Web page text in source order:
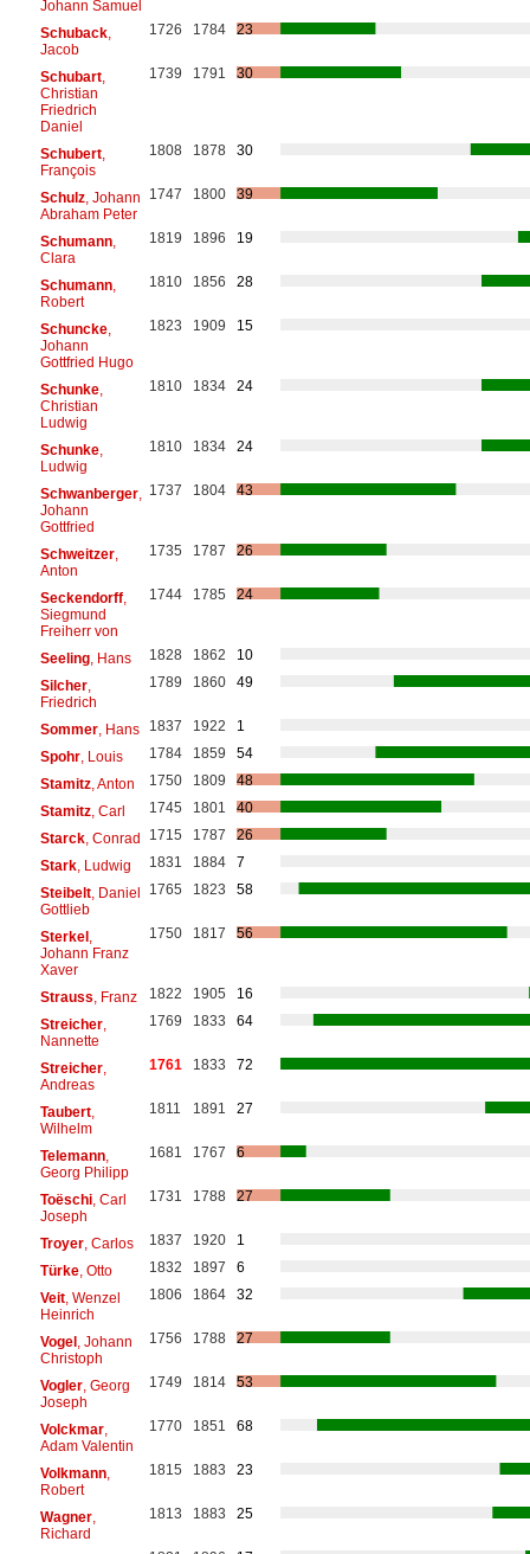
Johann Samuel
Schuback,
Jacob
1726 1784 23
Schubart,
Christian
Friedrich
Daniel
1739 1791 30
Schubert,
François
1808 1878 30
Schulz, Johann
Abraham Peter
1747 1800 39
Schumann,
Clara
1819 1896 19
Schumann,
Robert
1810 1856 28
Schuncke,
Johann
Gottfried Hugo
1823 1909 15
Schunke,
Christian
Ludwig
1810 1834 24
Schunke,
Ludwig
1810 1834 24
Schwanberger,
Johann
Gottfried
1737 1804 43
Schweitzer,
Anton
1735 1787 26
Seckendorff,
Siegmund
Freiherr von
1744 1785 24
Seeling, Hans 1828 1862
10
Silcher,
Friedrich
1789 1860 49
Sommer, Hans 1837 1922
1
Spohr, Louis 1784 1859
54
Stamitz, Anton 1750 1809
48
Stamitz, Carl 1745 1801
40
Starck, Conrad 1715 1787
26
Stark, Ludwig 1831 1884
7
Steibelt, Daniel
Gottlieb
1765 1823 58
Sterkel,
Johann Franz
Xaver
1750 1817 56
Strauss , Franz 1822 1905
16
Streicher,
Nannette
1769 1833 64
Streicher,
Andreas
1761 1833 72
Taubert,
Wilhelm
1811 1891 27
Telemann,
Georg Philipp
1681 1767 6
Toëschi, Carl
Joseph
1731 1788 27
Troyer, Carlos 1837 1920
1
Türke, Otto 1832 1897
6
Veit, Wenzel
Heinrich
1806 1864 32
Vogel, Johann
Christoph
1756 1788 27
Vogler, Georg
Joseph
1749 1814 53
Volckmar,
Adam Valentin
1770 1851 68
Volkmann,
Robert
1815 1883 23
Wagner,
Richard
1813 1883 25